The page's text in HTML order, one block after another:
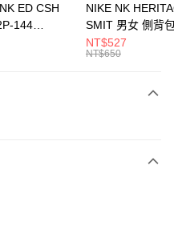
。
後，將跳轉至「AFTEE先享後付」
簡訊。
運費
運費
ED CSH
144
男女 短統襪
NIKE NK
SMIT 男女 側背
BA5871010
NT$527
NT$650